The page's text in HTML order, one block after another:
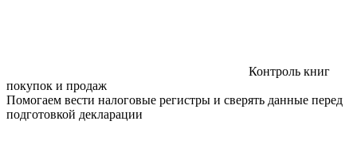
Контроль книг
покупок и продаж
Помогаем вести налоговые регистры и сверять данные перед
подготовкой декларации